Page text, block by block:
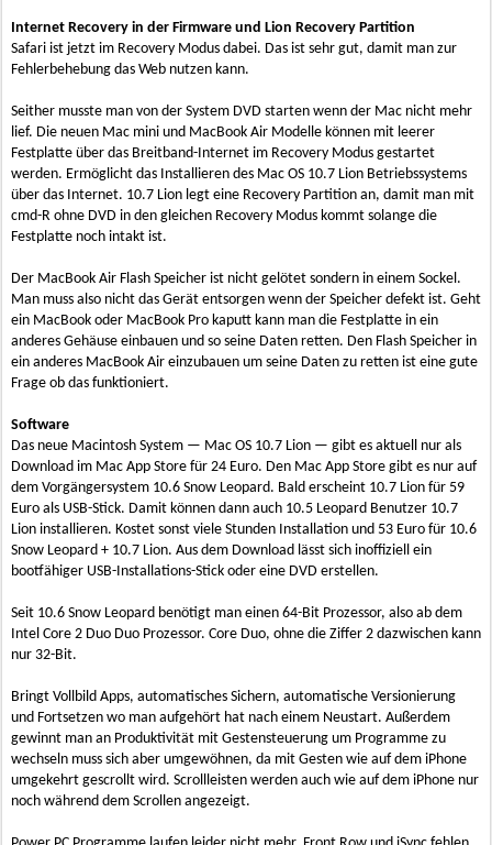
Internet Recovery in der Firmware und Lion Recovery Partition
Safari ist jetzt im Recovery Modus dabei. Das ist sehr gut, damit man zur
Fehlerbehebung das Web nutzen kann.
Seither musste man von der System DVD starten wenn der Mac nicht mehr
lief. Die neuen Mac mini und MacBook Air Modelle können mit leerer
Festplatte über das Breitband-Internet im Recovery Modus gestartet
werden. Ermöglicht das Installieren des Mac OS 10.7 Lion Betriebssystems
über das Internet. 10.7 Lion legt eine Recovery Partition an, damit man mit
cmd-R ohne DVD in den gleichen Recovery Modus kommt solange die
Festplatte noch intakt ist.
Der MacBook Air Flash Speicher ist nicht gelötet sondern in einem Sockel.
Man muss also nicht das Gerät entsorgen wenn der Speicher defekt ist. Geht
ein MacBook oder MacBook Pro kaputt kann man die Festplatte in ein
anderes Gehäuse einbauen und so seine Daten retten. Den Flash Speicher in
ein anderes MacBook Air einzubauen um seine Daten zu retten ist eine gute
Frage ob das funktioniert.
Software
Das neue Macintosh System — Mac OS 10.7 Lion — gibt es aktuell nur als
Download im Mac App Store für 24 Euro. Den Mac App Store gibt es nur auf
dem Vorgängersystem 10.6 Snow Leopard. Bald erscheint 10.7 Lion für 59
Euro als USB-Stick. Damit können dann auch 10.5 Leopard Benutzer 10.7
Lion installieren. Kostet sonst viele Stunden Installation und 53 Euro für 10.6
Snow Leopard + 10.7 Lion. Aus dem Download lässt sich inoffiziell ein
bootfähiger USB-Installations-Stick oder eine DVD erstellen.
Seit 10.6 Snow Leopard benötigt man einen 64-Bit Prozessor, also ab dem
Intel Core 2 Duo Duo Prozessor. Core Duo, ohne die Ziffer 2 dazwischen kann
nur 32-Bit.
Bringt Vollbild Apps, automatisches Sichern, automatische Versionierung
und Fortsetzen wo man aufgehört hat nach einem Neustart. Außerdem
gewinnt man an Produktivität mit Gestensteuerung um Programme zu
wechseln muss sich aber umgewöhnen, da mit Gesten wie auf dem iPhone
umgekehrt gescrollt wird. Scrollleisten werden auch wie auf dem iPhone nur
noch während dem Scrollen angezeigt.